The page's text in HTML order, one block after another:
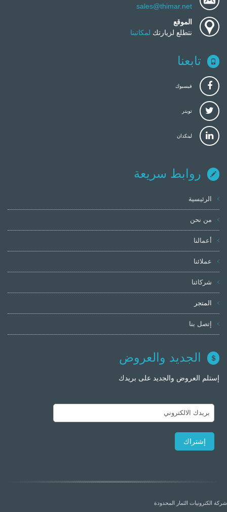
sales@thimar.net
الموقع
نتطلع لزيارتك لمكاتبنا
تابعنا
فيسبوك
تويتر
لينكدان
روابط سريعة
الرئيسية
من نحن
أعمالنا
عملائنا
شركائنا
المتجر
إتصل بنا
الجديد والعروض
إستلم العروض والجديد على بريدك
شركة الكترونيات الثمار المحدودة